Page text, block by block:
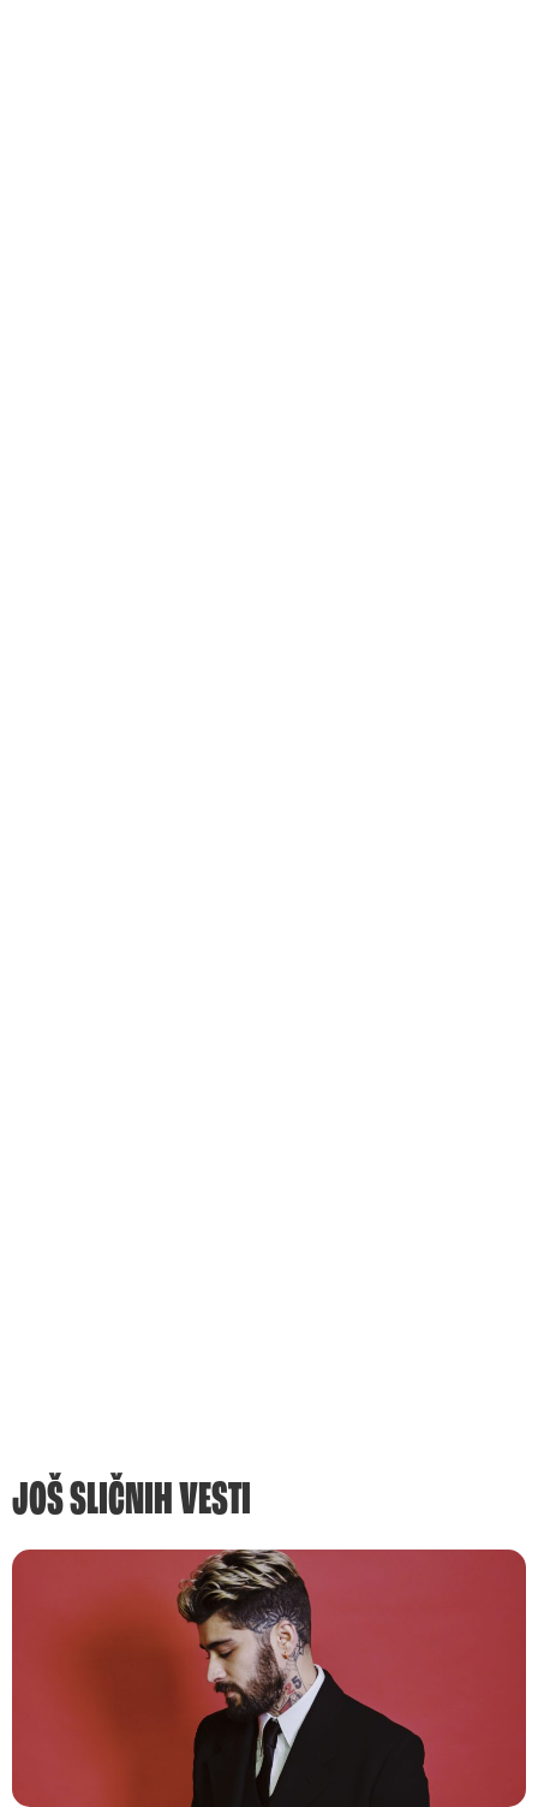
JOŠ SLIČNIH VESTI